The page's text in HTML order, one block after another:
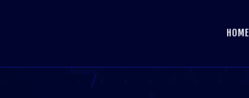
HOME